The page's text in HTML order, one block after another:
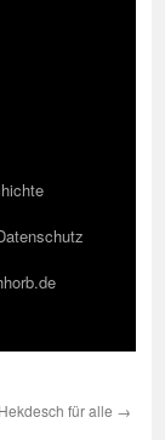
Hekdesch für alle →